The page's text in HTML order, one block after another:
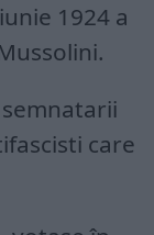
1924 a
care